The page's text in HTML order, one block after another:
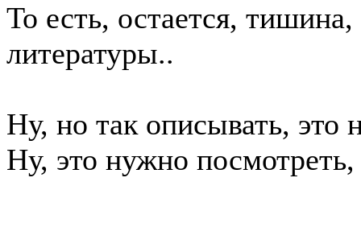
То есть, остается,
литературы..
Ну, но так описывать, это
Ну, это нужно